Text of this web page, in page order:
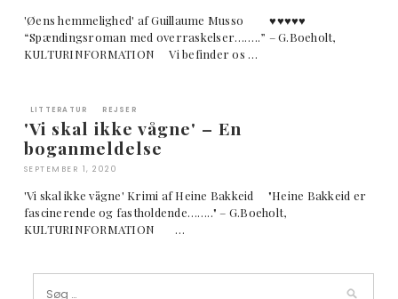
'Øens hemmelighed' af Guillaume Musso ♥︎♥︎♥︎♥︎♥︎
“Spændingsroman med overraskelser……..” – G.Boeholt,
KULTURINFORMATION Vi befinder os …
LITTERATUR REJSER
'Vi skal ikke vågne' – En
boganmeldelse
SEPTEMBER 1, 2020
'Vi skal ikke vågne' Krimi af Heine Bakkeid "Heine Bakkeid er
fascinerende og fastholdende…….." – G.Boeholt,
KULTURINFORMATION …